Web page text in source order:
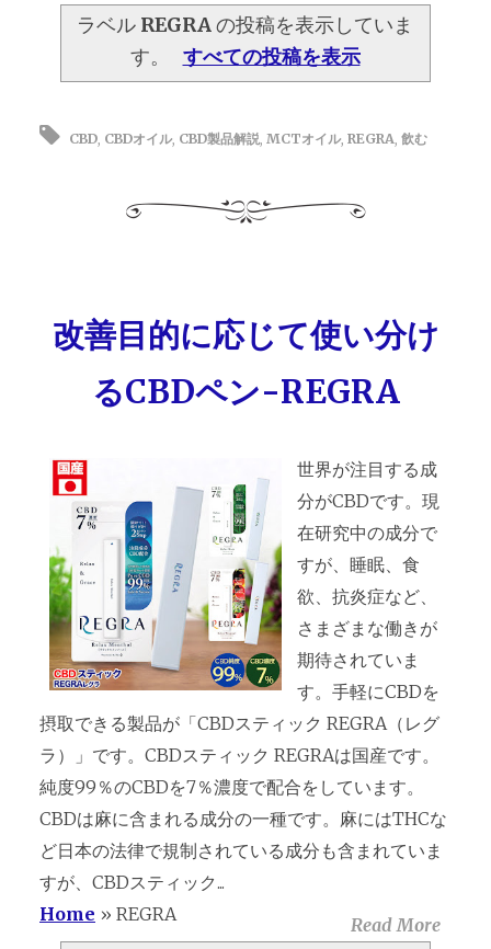
ラベル REGRAの投稿を表示していま
す。
すべての投稿を表示
CBD, CBDオイル, CBD製品解説, MCTオイル, REGRA, 飲む
改善目的に応じて使い分け
るCBDペン-REGRA
世界が注目する成
分がCBDです。現
在研究中の成分で
すが、睡眠、食
欲、抗炎症など、
さまざまな働きが
期待されていま
す。手軽にCBDを
摂取できる製品が「CBDスティック REGRA（レグ
ラ）」です。CBDスティック REGRAは国産です。
純度99％のCBDを7％濃度で配合をしています。
CBDは麻に含まれる成分の一種です。麻にはTHCな
ど日本の法律で規制されている成分も含まれていま
すが、CBDスティック...
Read More
Home » REGRA